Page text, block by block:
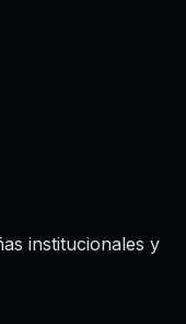
institucionales y